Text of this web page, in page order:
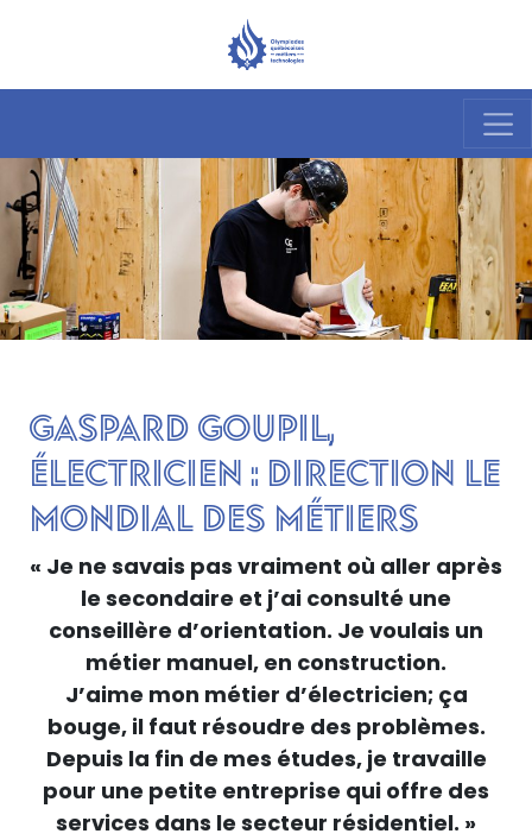
Gaspard Goupil,
électricien : direction le
Mondial des métiers
« Je ne savais pas vraiment où aller après
le secondaire et j’ai consulté une
conseillère d’orientation. Je voulais un
métier manuel, en construction.
J’aime mon métier d’électricien; ça
bouge, il faut résoudre des problèmes.
Depuis la fin de mes études, je travaille
pour une petite entreprise qui offre des
services dans le secteur résidentiel. »